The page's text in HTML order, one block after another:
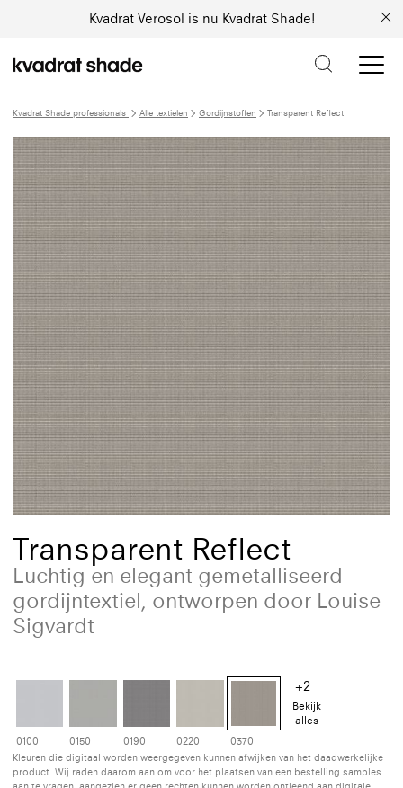
Kvadrat Verosol is nu Kvadrat Shade!
Kvadrat Shade professionals Alle textielen Gordijnstoffen Transparent Reflect
Transparent Reflect
Luchtig en elegant gemetalliseerd
gordijntextiel, ontworpen door Louise
Sigvardt
0100 0150 0190 0220 0370
+2
Bekijk
alles
Kleuren die digitaal worden weergegeven kunnen afwijken van het daadwerkelijke
product. Wij raden daarom aan om voor het plaatsen van een bestelling samples
aan te vragen, aangezien er geen rechten kunnen worden ontleend aan digitale